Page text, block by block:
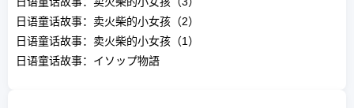
日语童话故事：卖火柴的小女孩（2）
日语童话故事：卖火柴的小女孩（1）
日语童话故事：イソップ物語